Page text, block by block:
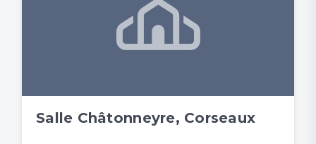
Salle Châtonneyre, Corseaux